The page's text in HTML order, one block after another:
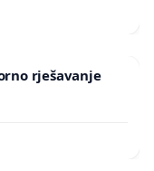
rješavanje